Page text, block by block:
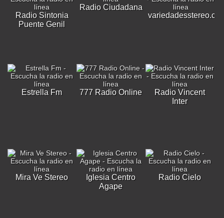
Radio Sintonia
Puente Genil
Radio Ciudadana
Estrella Fm 777 Radio Online
Radio Vincent
Inter
Mira Ve Stereo
Iglesia Centro
Agape
Radio Cielo